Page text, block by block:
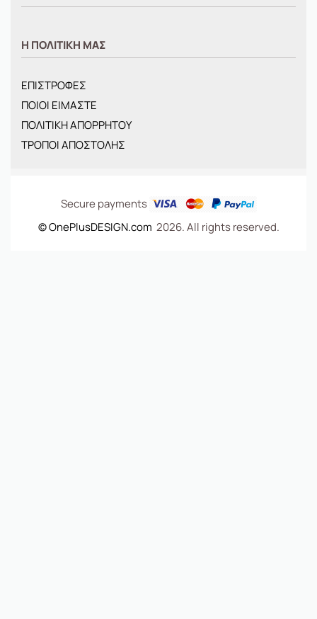
ΓΥΝΑΙΚΕΙΑ
BRANDS
ΝΕΕΣ ΑΦΙΞΕΙΣ
OFFERS
ΤΣΑΝΤΕΣ
Η ΠΟΛΙΤΙΚΗ ΜΑΣ
ΕΠΙΣΤΡΟΦΕΣ
ΠΟΙΟΙ ΕΙΜΑΣΤΕ
ΠΟΛΙΤΙΚΗ ΑΠΟΡΡΗΤΟΥ
ΤΡΟΠΟΙ ΑΠΟΣΤΟΛΗΣ
Secure payments
© OnePlusDESIGN.com 2026. All rights reserved.